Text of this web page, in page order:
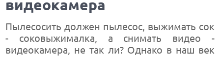
видеокамера
Пылесосить должен пылесос, выжимать сок
- соковыжималка, а снимать видео -
видеокамера, не так ли? Однако в наш век